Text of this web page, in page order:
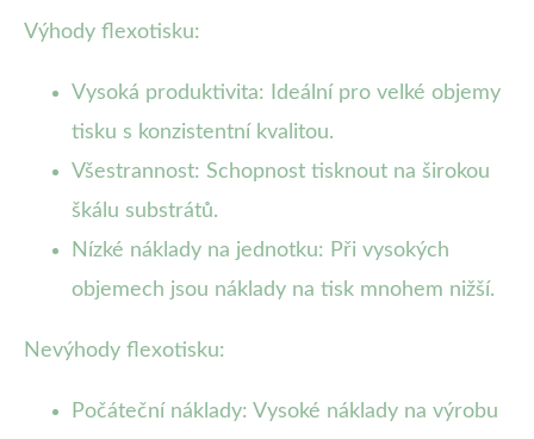
Výhody flexotisku:
Vysoká produktivita: Ideální pro velké objemy
tisku s konzistentní kvalitou.
Všestrannost: Schopnost tisknout na širokou
škálu substrátů.
Nízké náklady na jednotku: Při vysokých
objemech jsou náklady na tisk mnohem nižší.
Nevýhody flexotisku:
Počáteční náklady: Vysoké náklady na výrobu